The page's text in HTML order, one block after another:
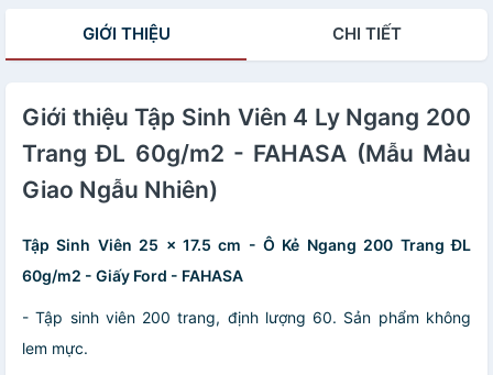
GIỚI THIỆU CHI TIẾT
Giới thiệu Tập Sinh Viên 4 Ly Ngang 200
Trang ĐL 60g/m2 - FAHASA (Mẫu Màu
Giao Ngẫu Nhiên)
Tập Sinh Viên 25 x 17.5 cm - Ô Kẻ Ngang 200 Trang ĐL
60g/m2 - Giấy Ford - FAHASA
- Tập sinh viên 200 trang, định lượng 60. Sản phẩm không
lem mực.